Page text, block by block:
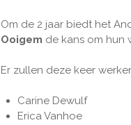
Om de 2 jaar biedt het
Ooigem de kans om hun
Er zullen deze keer
Carine Dewulf
Erica Vanhoe